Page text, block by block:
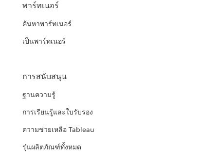
พาร์ทเนอร์
ค้นหาพาร์ทเนอร์
เป็นพาร์ทเนอร์
การสนับสนุน
ฐานความรู้
การเรียนรู้และใบรับรอง
ความช่วยเหลือ Tableau
รุ่นผลิตภัณฑ์ทั้งหมด